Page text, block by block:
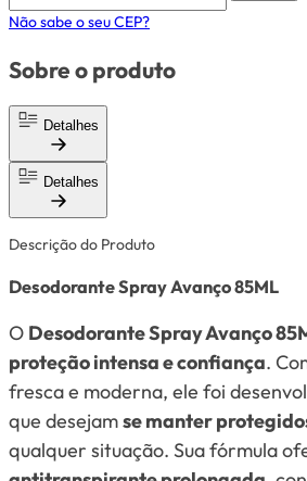
Não sabe o seu CEP?
Sobre o produto
Detalhes
Detalhes
Descrição do Produto
Desodorante Spray Avanço 85ML
O Desodorante Spray Avanço
proteção intensa e confiança.
fresca e moderna, ele foi
que desejamse manter
qualquer situação. Sua fórmula